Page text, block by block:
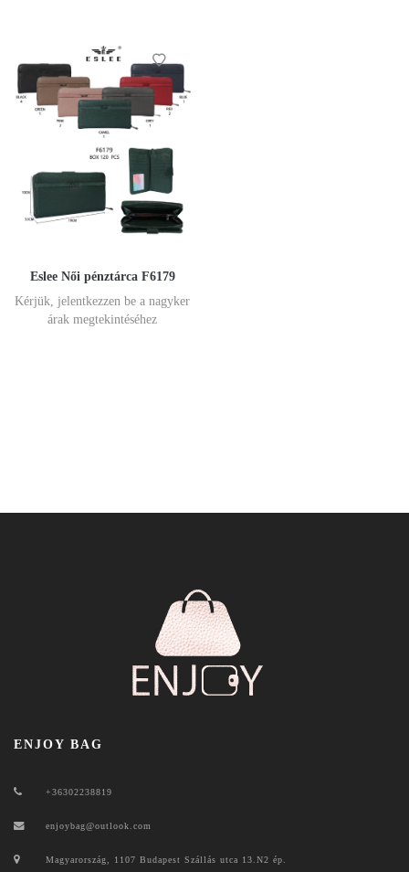
Eslee Női pénztárca F6179
Kérjük, jelentkezzen be a nagyker
árak megtekintéséhez
ENJOY BAG
+36302238819
enjoybag@outlook.com
Magyarország, 1107 Budapest Szállás utca 13.N2 ép.